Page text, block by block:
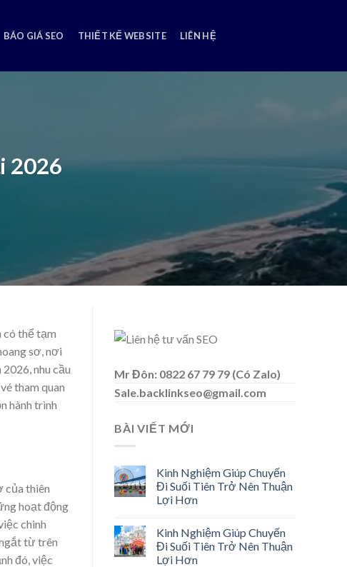
BÁO GIÁ SEO THIẾT KẾ WEBSITE LIÊN HỆ
2026
có thể tạm
sơ, nơi
nhu cầu
tham quan
hành trình
của thiên
hoạt động
chinh
từ trên
đó, việc
Mr Đôn: 0822 67 79 79 (Có Zalo)
Sale.backlinkseo@gmail.com
BÀI VIẾT MỚI
Kinh Nghiệm Giúp Chuyến
Đi Suối Tiên Trở Nên Thuận
Lợi Hơn
Kinh Nghiệm Giúp Chuyến
Đi Suối Tiên Trở Nên Thuận
Lợi Hơn